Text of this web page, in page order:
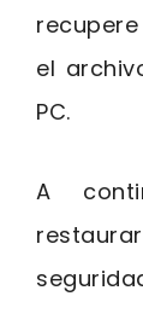
el
PC.
A